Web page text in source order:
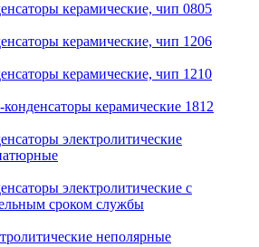
керамические, чип 0805
керамические, чип 1206
керамические, чип 1210
керамические 1812
электролитические
электролитические с
сроком службы
неполярные